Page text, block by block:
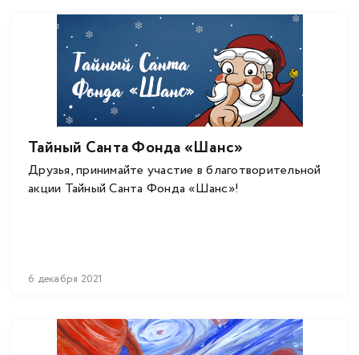
Тайный Санта Фонда «Шанс»
Друзья, принимайте участие в благотворительной
акции Тайный Санта Фонда «Шанс»!
6 декабря 2021